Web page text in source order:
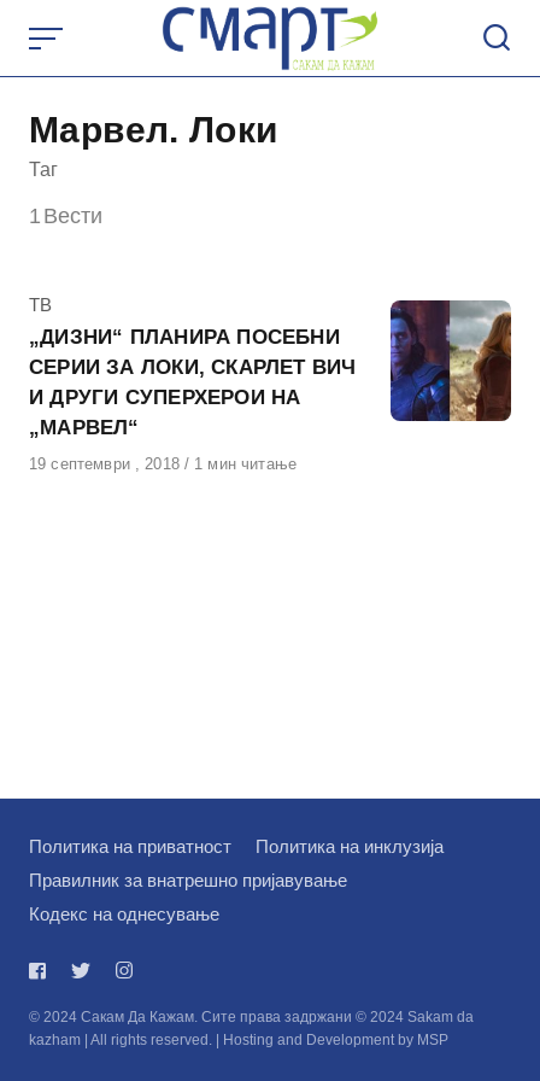
content
Марвел. Локи
Таг
1 Вести
КАтегорија
ТВ
„ДИЗНИ“ ПЛАНИРА ПОСЕБНИ
СЕРИИ ЗА ЛОКИ, СКАРЛЕТ ВИЧ
И ДРУГИ СУПЕРХЕРОИ НА
„МАРВЕЛ“
Објавено
19 септември , 2018 1 мин читање
Политика на приватност
Политика на инклузија
Правилник за внатрешно пријавување
Кодекс на однесување
© 2024 Сакам Да Кажам. Сите права задржани © 2024 Sakam da
kazham | All rights reserved. | Hosting and Development by MSP